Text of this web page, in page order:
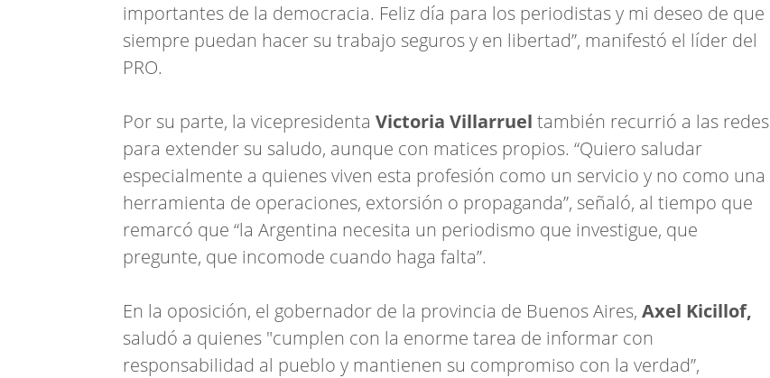
importantes de la democracia. Feliz día para los periodistas y mi deseo de que
siempre puedan hacer su trabajo seguros y en libertad”, manifestó el líder del
PRO.
Por su parte, la vicepresidenta Victoria Villarruel también recurrió a las redes
para extender su saludo, aunque con matices propios. “Quiero saludar
especialmente a quienes viven esta profesión como un servicio y no como una
herramienta de operaciones, extorsión o propaganda”, señaló, al tiempo que
remarcó que “la Argentina necesita un periodismo que investigue, que
pregunte, que incomode cuando haga falta”.
En la oposición, el gobernador de la provincia de Buenos Aires, Axel Kicillof,
saludó a quienes "cumplen con la enorme tarea de informar con
responsabilidad al pueblo y mantienen su compromiso con la verdad”,